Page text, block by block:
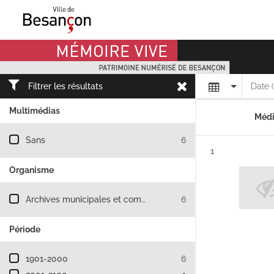
Mémoire Vive patrimoine numérisé de Besançon
Filtrer les résultats
Multimédias
Filtre les résultats par : Multimédias
Sans 6
Organisme
Filtre les résultats par : Organisme
Archives municipales et communautaires de Besançon
6
Période
Filtre les résultats par : Période
1901-2000
6
AffichageDate
Résultat n°
1